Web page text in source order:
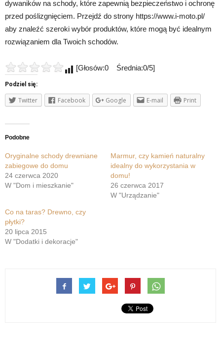
dywaników na schody, które zapewnią bezpieczeństwo i ochronę
przed poślizgnięciem. Przejdź do strony https://www.i-moto.pl/
aby znaleźć szeroki wybór produktów, które mogą być idealnym
rozwiązaniem dla Twoich schodów.
[Głosów:0 Średnia:0/5]
Podziel się:
Twitter Facebook Google E-mail Print
Podobne
Oryginalne schody drewniane
zabiegowe do domu
24 czerwca 2020
W "Dom i mieszkanie"
Marmur, czy kamień naturalny
idealny do wykorzystania w
domu!
26 czerwca 2017
W "Urządzanie"
Co na taras? Drewno, czy
płytki?
20 lipca 2015
W "Dodatki i dekoracje"